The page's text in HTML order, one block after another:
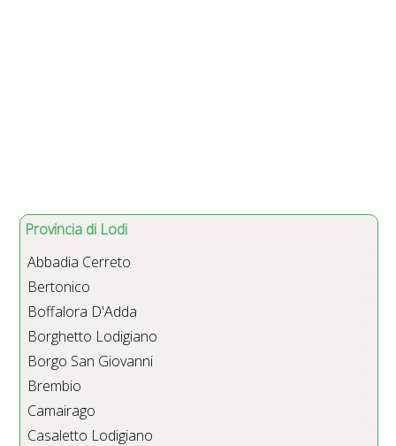
Provincia di Lodi
Abbadia Cerreto
Bertonico
Boffalora D'Adda
Borghetto Lodigiano
Borgo San Giovanni
Brembio
Camairago
Casaletto Lodigiano